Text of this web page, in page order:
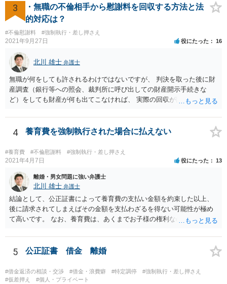
渉に対する真摯な姿勢を示すことができます。 また，交渉を弁護士に
任せることで負担が軽減されるため，その分，自社の経営などに集中
することも可能となります。 一方で，貸主によっては弁護士が介入す
ることに抵抗を感じる可能性もあるため，注意が必要です。 国・自治
体・日本政策金融公庫などが行っている融資や助成金を利用する手段
もありますので，参考にしてください。
3
・無職の不倫相手から慰謝料を回収する方法と法
的対応は？
#不倫慰謝料 #強制執行・差し押さえ
2021年9月27日 役にたった 16
北川 雄士 弁護士
無職が何をしても許されるわけではないですが、 判決を取った後に財
産調査（銀行等への照会、裁判所に呼び出しての財産開示手続きな
ど）をしても財産が何も出てこなければ、 実際の回収が困難であるの
など判明すれば取れる可能性はありますが、 定職もなく色々な男性に
援助してもらって渡り歩いているような相手だと、あまり可能性は高
は思います。
4 養育費を強制執行された場合に払えない
#養育費 #不倫慰謝料 #強制執行・差し押さえ
2021年4月7日 役にたった 13
離婚・男女問題に強い弁護士
北川 雄士 弁護士
結論として、公正証書によって養育費の支払い金額を約束した以上、
後に請求されてしまえばその金額を支払わざるを得ない可能性が極め
て高いです。 なお、養育費は、あくまでお子様の権利なので、相手方
くらか支払いようにとの結論になる可能性があります。 これは、親同
士で養育費を請求しないとの約束があったとしても、子供からの請求
ります。 （ただ、具体的な金額を決めるに際して、相手方が養育費不
要と言ったことが事情として考慮される可能性はあります） 以上踏ま
5 公正証書 借金 離婚
#借金返済の相談・交渉 #借金・浪費癖 #特定調停
#強制執行・差し押さえ
#仮差押え
#個人・プライベート